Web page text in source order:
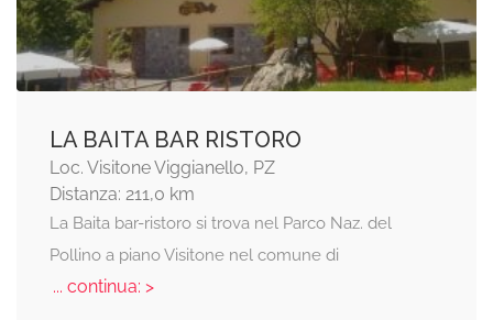
LA BAITA BAR RISTORO
Loc. Visitone Viggianello, PZ
Distanza: 211,0 km
La Baita bar-ristoro si trova nel Parco Naz. del
Pollino a piano Visitone nel comune di
... continua: >